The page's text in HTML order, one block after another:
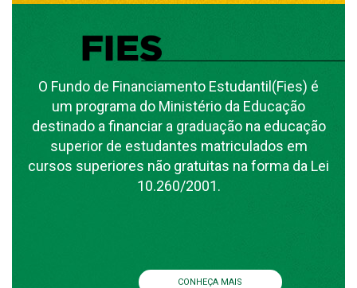
O Fundo de Financiamento Estudantil(Fies) é
um programa do Ministério da Educação
destinado a financiar a graduação na educação
superior de estudantes matriculados em
cursos superiores não gratuitas na forma da Lei
10.260/2001.
CONHEÇA MAIS